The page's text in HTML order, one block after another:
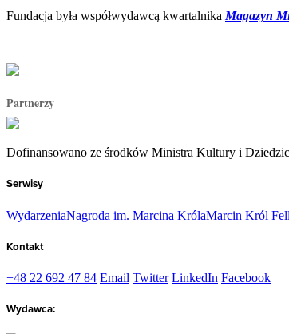
Fundacja była współwydawcą kwartalnika Magazyn
Partnerzy
Dofinansowano ze środków Ministra Kultury i
Serwisy
WydarzeniaNagroda im. Marcina KrólaMarcin Król
Kontakt
+48 22 692 47 84 Email Twitter LinkedIn Facebook
Wydawca: